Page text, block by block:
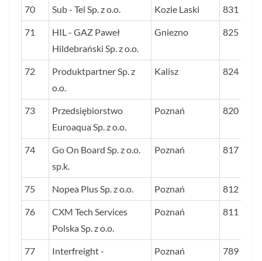
70 Sub - Tel Sp. z o.o. Kozie Laski 831
71
HIL - GAZ Paweł
Hildebrański Sp. z o.o.
Gniezno 825
72
Produktpartner Sp. z
o.o.
Kalisz 824
73
Przedsiębiorstwo
Euroaqua Sp. z o.o.
Poznań 820
74
Go On Board Sp. z o.o.
sp.k.
Poznań 817
75 Nopea Plus Sp. z o.o. Poznań 812
76
CXM Tech Services
Polska Sp. z o.o.
Poznań 811
77
Interfreight -
Poznań 789